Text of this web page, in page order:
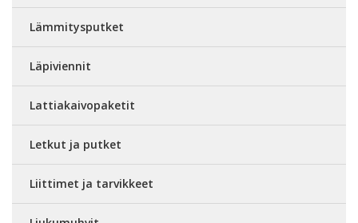
Lämmitysputket
Läpiviennit
Lattiakaivopaketit
Letkut ja putket
Liittimet ja tarvikkeet